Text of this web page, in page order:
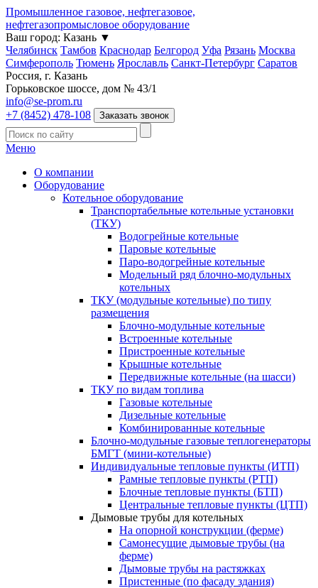
Промышленное газовое, нефтегазовое,
нефтегазопромысловое оборудование
Ваш город: Казань ▼
Челябинск Тамбов Краснодар Белгород Уфа Рязань Москва
Симферополь Тюмень Ярославль Санкт-Петербург Саратов
Россия, г. Казань
Горьковское шоссе, дом № 43/1
info@se-prom.ru
+7 (8452) 478-108
Заказать звонок
Меню
О компании
Оборудование
Котельное оборудование
Транспортабельные котельные установки
(ТКУ)
Водогрейные котельные
Паровые котельные
Паро-водогрейные котельные
Модельный ряд блочно-модульных
котельных
ТКУ (модульные котельные) по типу
размещения
Блочно-модульные котельные
Встроенные котельные
Пристроенные котельные
Крышные котельные
Передвижные котельные (на шасси)
ТКУ по видам топлива
Газовые котельные
Дизельные котельные
Комбинированные котельные
Блочно-модульные газовые теплогенераторы
БМГТ (мини-котельные)
Индивидуальные тепловые пункты (ИТП)
Рамные тепловые пункты (РТП)
Блочные тепловые пункты (БТП)
Центральные тепловые пункты (ЦТП)
Дымовые трубы для котельных
На опорной конструкции (ферме)
Самонесущие дымовые трубы (на
ферме)
Дымовые трубы на растяжках
Пристенные (по фасаду здания)